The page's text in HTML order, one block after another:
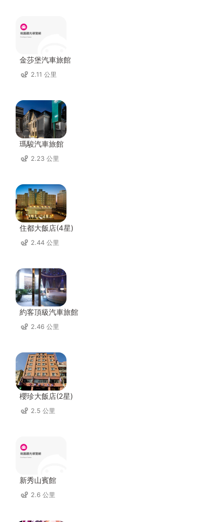
金莎堡汽車旅館
2.11 公里
瑪駿汽車旅館
2.23 公里
住都大飯店(4星)
2.44 公里
約客頂級汽車旅館
2.46 公里
櫻珍大飯店(2星)
2.5 公里
新秀山賓館
2.6 公里